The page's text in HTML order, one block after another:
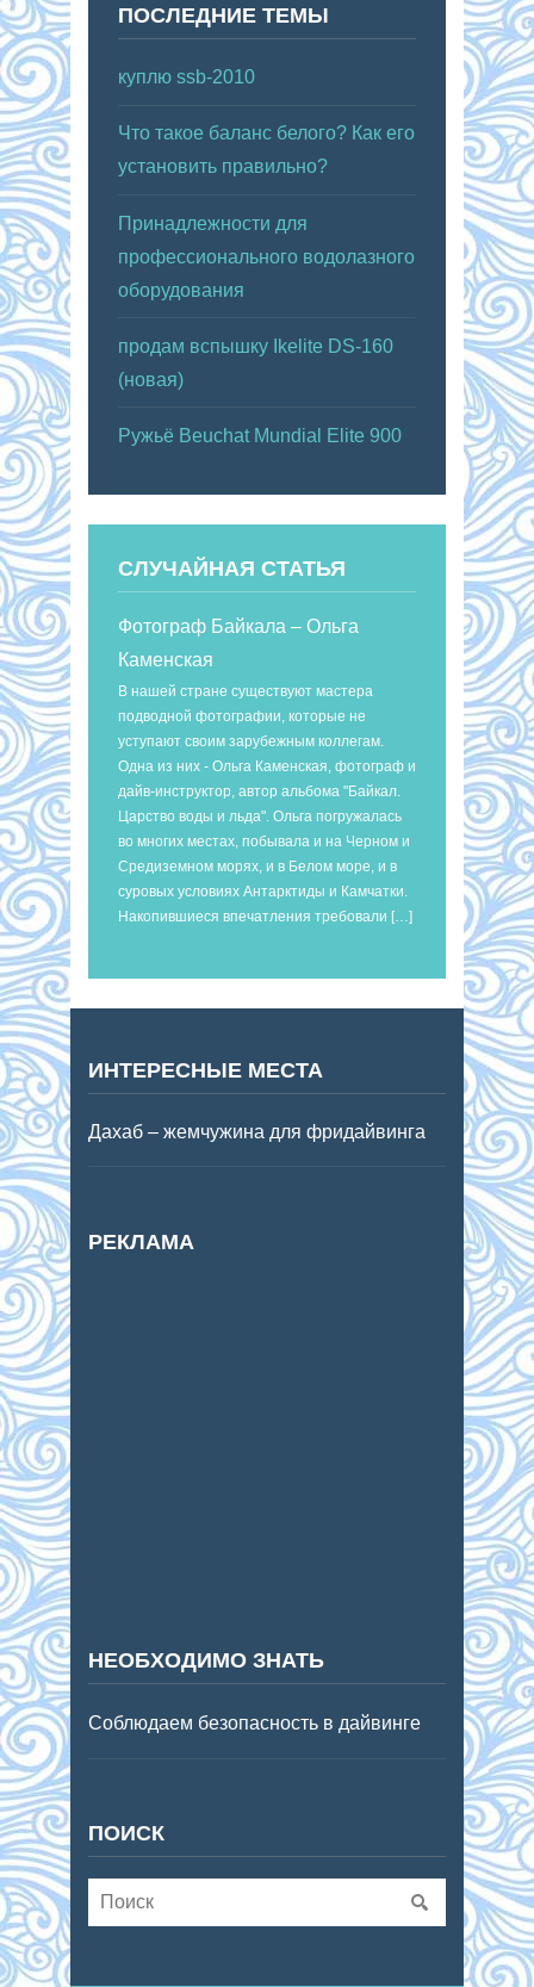
ПОСЛЕДНИЕ ТЕМЫ
куплю ssb-2010
Что такое баланс белого? Как его
установить правильно?
Принадлежности для
профессионального водолазного
оборудования
продам вспышку Ikelite DS-160
(новая)
Ружьё Beuchat Mundial Elite 900
СЛУЧАЙНАЯ СТАТЬЯ
Фотограф Байкала – Ольга
Каменская
В нашей стране существуют мастера
подводной фотографии, которые не
уступают своим зарубежным коллегам.
Одна из них - Ольга Каменская, фотограф и
дайв-инструктор, автор альбома "Байкал.
Царство воды и льда". Ольга погружалась
во многих местах, побывала и на Черном и
Средиземном морях, и в Белом море, и в
суровых условиях Антарктиды и Камчатки.
Накопившиеся впечатления требовали […]
ИНТЕРЕСНЫЕ МЕСТА
Дахаб – жемчужина для фридайвинга
РЕКЛАМА
НЕОБХОДИМО ЗНАТЬ
Соблюдаем безопасность в дайвинге
ПОИСК